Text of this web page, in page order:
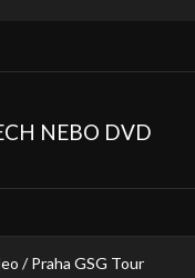
NEBO DVD
/ Praha GSG Tour